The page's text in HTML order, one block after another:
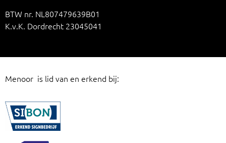
BTW nr. NL807479639B01
K.v.K. Dordrecht 23045041
Menoor is lid van en erkend bij: